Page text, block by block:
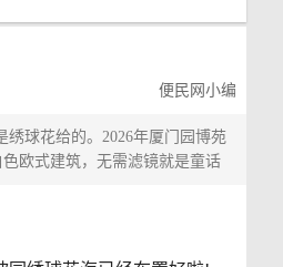
便民网小编
花给的。2026年厦门园博苑
欧式建筑，无需滤镜就是童话